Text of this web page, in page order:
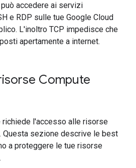
accedere ai servizi
e RDP sulle tue Google Cloud
L'inoltro TCP impedisce che
apertamente a internet.
Compute
richiede l'accesso alle risorse
Questa sezione descrive le best
a proteggere le tue risorse